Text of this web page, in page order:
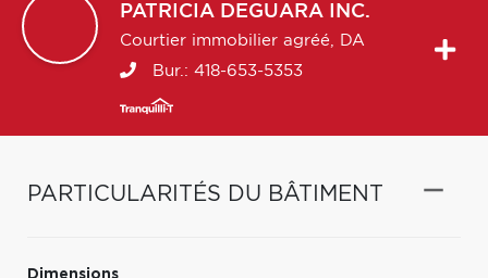
PATRICIA DEGUARA INC.
Courtier immobilier agréé, DA
Bur.: 418-653-5353
PARTICULARITÉS DU BÂTIMENT
Dimensions